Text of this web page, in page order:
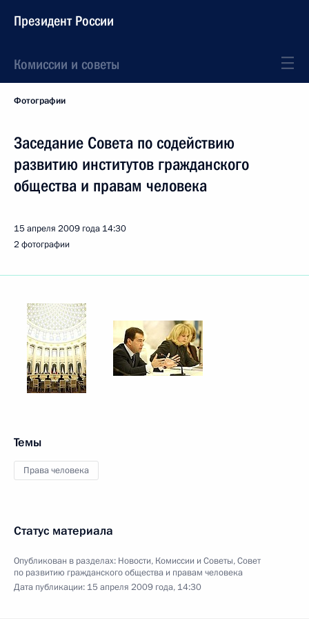
Президент России
Комиссии и советы
Фотографии
Заседание Совета по содействию
развитию институтов гражданского
общества и правам человека
15 апреля 2009 года 14:30
2 фотографии
Темы
Права человека
Статус материала
Опубликован в разделах: Новости, Комиссии и Советы,Совет
по развитию гражданского общества и правам человека
Дата публикации: 15 апреля 2009 года, 14:30